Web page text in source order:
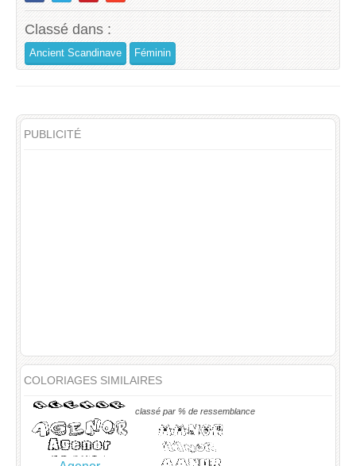
Classé dans :
Ancient Scandinave Féminin
PUBLICITÉ
COLORIAGES SIMILAIRES
classé par % de ressemblance